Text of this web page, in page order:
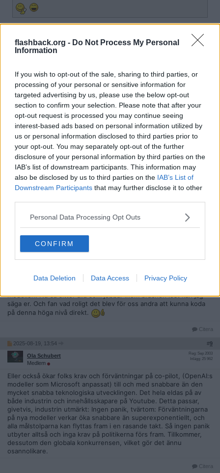
flashback.org - Do Not Process My Personal
Information
If you wish to opt-out of the sale, sharing to third parties, or
processing of your personal or sensitive information for
targeted advertising by us, please use the below opt-out
section to confirm your selection. Please note that after your
opt-out request is processed you may continue seeing
interest-based ads based on personal information utilized by
us or personal information disclosed to third parties prior to
your opt-out. You may separately opt-out of the further
disclosure of your personal information by third parties on the
IAB’s list of downstream participants. This information may
also be disclosed by us to third parties on the IAB’s List of
Downstream Participants that may further disclose it to other
Personal Data Processing Opt Outs
CONFIRM
Data Deletion Data Access Privacy Policy
Jag kan ingenting om data, vad innebär detta?
Citera
Medlem
Ursprungligen postat av
Kattknullarn
Jag kan ingenting om data, vad innebär detta?
Och ändå har du åsikter.
Fråga din överlägsna modell, den
kanske kan svara.
2025-08-19, 08:26
Inlägg: 1 899
Jag skulle påstå att den är överlägsen hitills, tex från en massa
lösa ideer har jag nu på ett par timmar byggt något jag inte sett
tidigare fanns men precis vad jag ville ha, med en massa olika
system där Docker, Electron och och hela windows kommer att
ingå senare. Och nu snackar vi den sämsta Copilot i appen alla har
gratis i Windows.
Alltså, jag kan behärska allt inom systemutveckling och appar,
modellen. Nu så sitter alla som jobbar inom brachen löst kan jag
säga er. Och fan vad roligt det blev för oss andra att kunna koda
på denna höga nivå direkt.
Citera
2025-08-19, 13:54 #9
Ola Schubert
Medlem
Reg: Sep 2003
Inlägg: 25 962
Eller också ökar folks krav och förväntningar på co-pilot, (OpenAI:s
modeller som Microsoft anpassat) till och med snabbare än den
mycket snabba teknologiska utvecklingen. Det hela eldas på av
både industrin och innehållsskapare på Youtube. Detta passar,
givetvis, industrin utmärkt: Ingen panik, tvärtom: Förväntningarna
på nya modeller verkar öka snabbare än superexponentiellt, och
alla målstolparna kan flyttas fram i en rasande takt. Så ingen panik
utbyter alltså och inga krav på politikerna förs fram. Tillkommer,
dessutom den globala konkurrensen, vilket gör det ännu
osannolikare.
Citera